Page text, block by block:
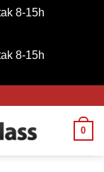
8-15h
8-15h
0